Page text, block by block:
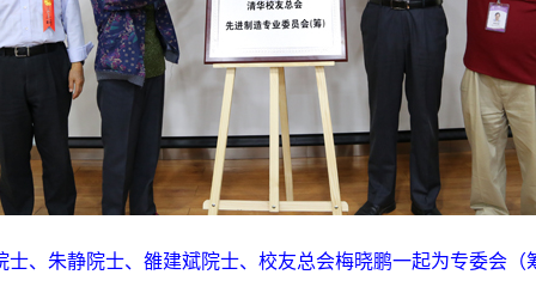
士、朱静院士、雒建斌院士、校友总会梅晓鹏一起为专委会（